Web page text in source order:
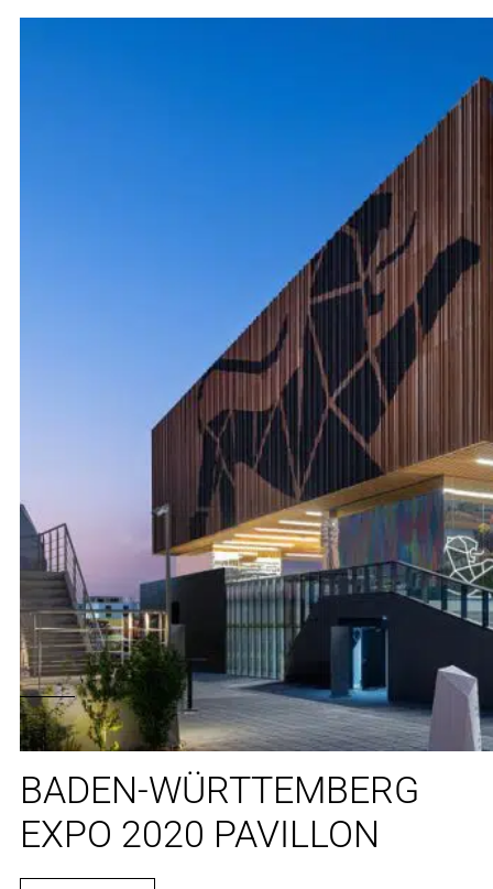
BADEN-WÜRTTEMBERG
EXPO 2020 PAVILLON